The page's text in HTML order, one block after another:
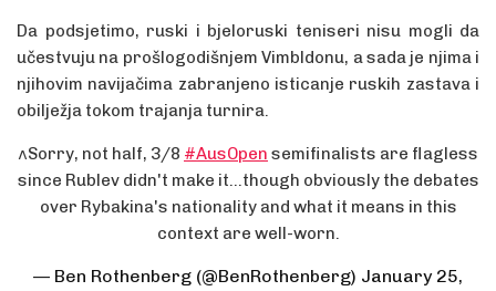
Da podsjetimo, ruski i bjeloruski teniseri nisu mogli da
učestvuju na prošlogodišnjem Vimbldonu, a sada je njima i
njihovim navijačima zabranjeno isticanje ruskih zastava i
obilježja tokom trajanja turnira.
^Sorry, not half, 3/8 #AusOpen semifinalists are flagless
since Rublev didn't make it...though obviously the debates
over Rybakina's nationality and what it means in this
context are well-worn.
— Ben Rothenberg (@BenRothenberg) January 25,